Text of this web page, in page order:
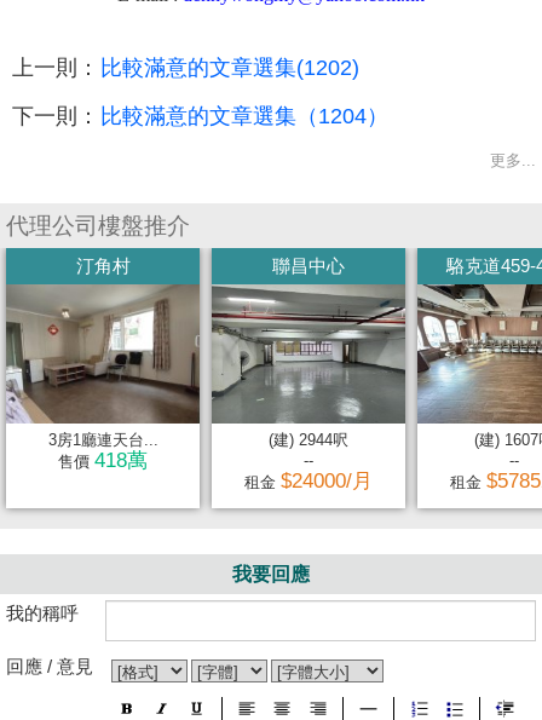
上一則： 比較滿意的文章選集(1202)
下一則： 比較滿意的文章選集（1204）
更多...
代理公司樓盤推介
汀角村
3房1廳連天台...
售價 418萬
聯昌中心
(建) 2944呎
--
租金 $24000/月
駱克道459-
(建) 1607
--
租金
我要回應
我的稱呼
回應 / 意見